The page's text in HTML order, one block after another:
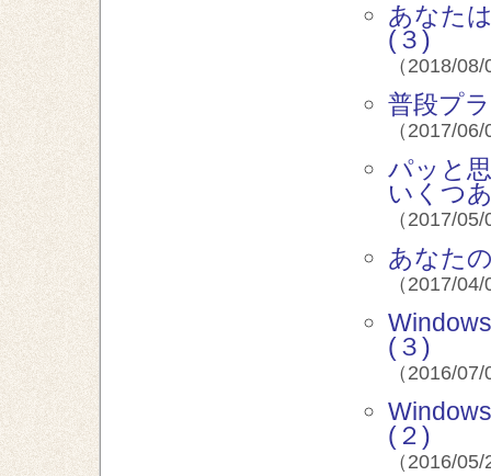
あなた
(３)
（2018/
普段プ
（2017/
パッと
いくつ
（2017/
あなた
（2017/
(３)
（2016/
(２)
（2016/